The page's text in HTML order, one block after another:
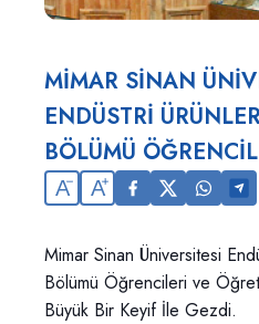
MİMAR SİNAN
ENDÜSTRİ
BÖLÜMÜ
A A
Mimar Sinan Üniversitesi
Bölümü Öğrencileri ve
Büyük Bir Keyif İle Gezdi.